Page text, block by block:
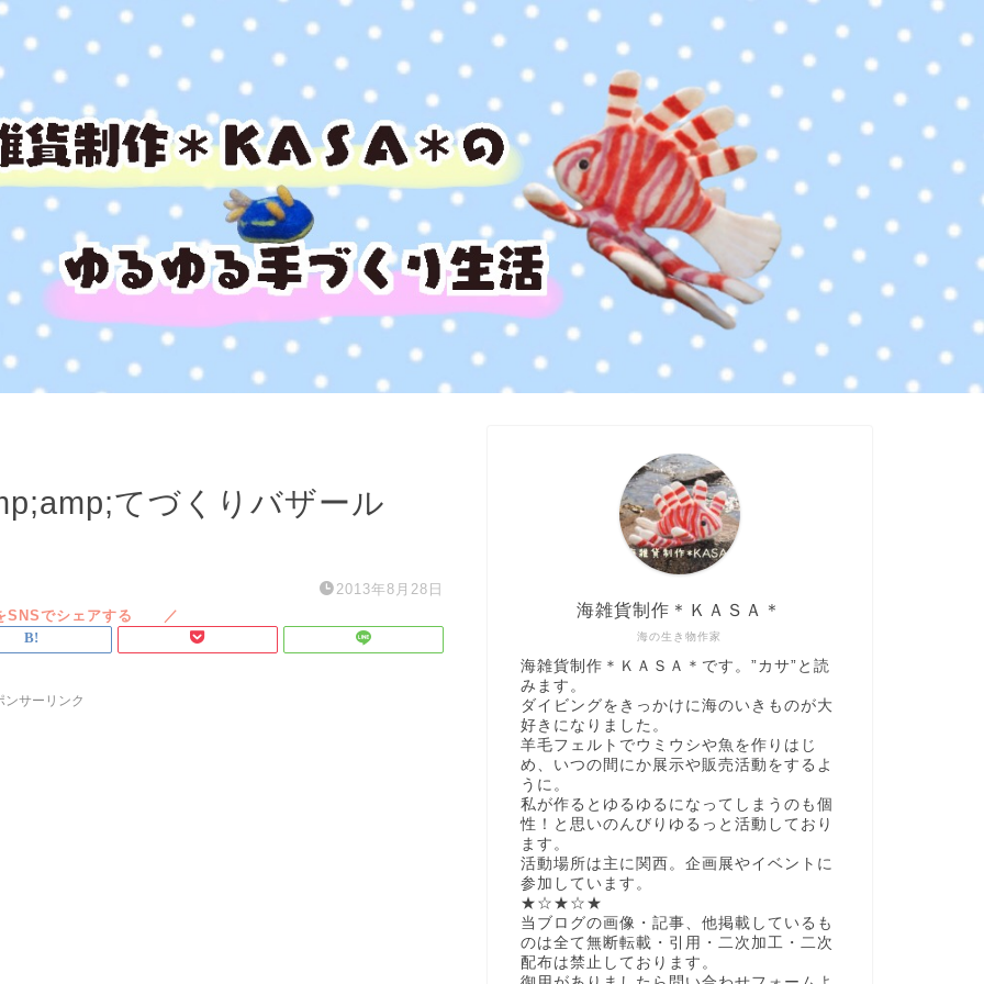
てづくりバザール
2013年8月28日
ンサーリンク
海の生き物作家
海雑貨制作＊ＫＡＳＡ＊
海雑貨制作＊ＫＡＳＡ＊です。”カサ”と読
みます。
ダイビングをきっかけに海のいきものが大
好きになりました。
羊毛フェルトでウミウシや魚を作りはじ
め、いつの間にか展示や販売活動をするよ
うに。
私が作るとゆるゆるになってしまうのも個
性！と思いのんびりゆるっと活動しており
ます。
活動場所は主に関西。企画展やイベントに
参加しています。
★☆★☆★
当ブログの画像・記事、他掲載しているも
のは全て無断転載・引用・二次加工・二次
配布は禁止しております。